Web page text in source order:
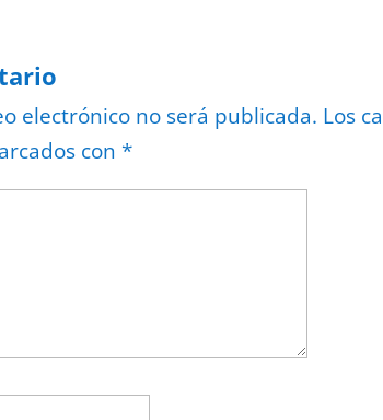
electrónico no será publicada. Los
con *